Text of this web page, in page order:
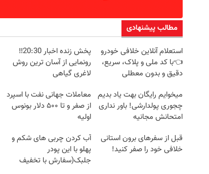
مطالب پیشنهادی
استعلام آنلاین خلافی خودرو
👈با کد ملی و پلاک، سریع،
دقیق و بدون معطلی
پخش زنده اخبار 20:30‼️
رونمایی از آسان ترین روش
لاغری گیاهی
میخوایم رایگان بهت یاد بدیم
چجوری پولدارشی! باور نداری
امتحانش مجانیه
معاملات جهانی نفت با اسپرد
از صفر و تا ۵۰۰ دلار بونوس
اولیه
قبل از سفرهای برون استانی
خلافی خود را صفر کنید!
آب کردن چربی های شکم و
پهلو با این پودر
جلبک(سفارش با تخفیف